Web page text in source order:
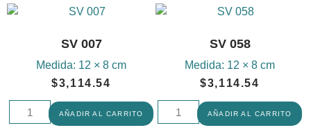
SV 007
Medida: 12 × 8 cm
$3,114.54
AÑADIR AL CARRITO
SV 058
Medida: 12 × 8 cm
$3,114.54
AÑADIR AL CARRITO